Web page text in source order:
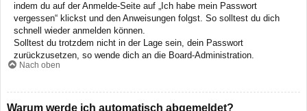
indem du auf der Anmelde-Seite auf „Ich habe mein Passwort
vergessen“ klickst und den Anweisungen folgst. So solltest du dich
schnell wieder anmelden können.
Solltest du trotzdem nicht in der Lage sein, dein Passwort
zurückzusetzen, so wende dich an die Board-Administration.
Nach oben
Warum werde ich automatisch abgemeldet?